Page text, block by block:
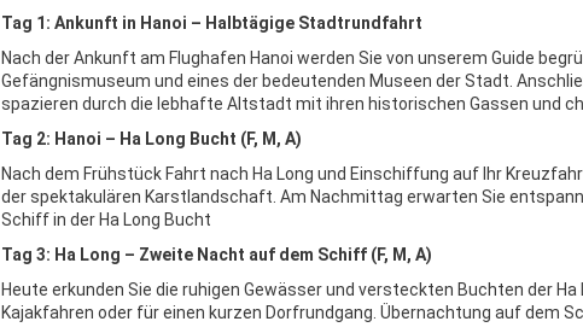
Tag 1: Ankunft in Hanoi – Halbtägige Stadtrundfahrt
Nach der Ankunft am Flughafen Hanoi werden Sie von unserem Guide
Gefängnismuseum und eines der bedeutenden Museen der Stadt.
spazieren durch die lebhafte Altstadt mit ihren historischen Gassen und
Tag 2: Hanoi – Ha Long Bucht (F, M, A)
Nach dem Frühstück Fahrt nach Ha Long und Einschiffung auf Ihr
der spektakulären Karstlandschaft. Am Nachmittag erwarten Sie
Schiff in der Ha Long Bucht
Tag 3: Ha Long – Zweite Nacht auf dem Schiff (F, M, A)
Heute erkunden Sie die ruhigen Gewässer und versteckten Buchten der
Kajakfahren oder für einen kurzen Dorfrundgang. Übernachtung auf dem